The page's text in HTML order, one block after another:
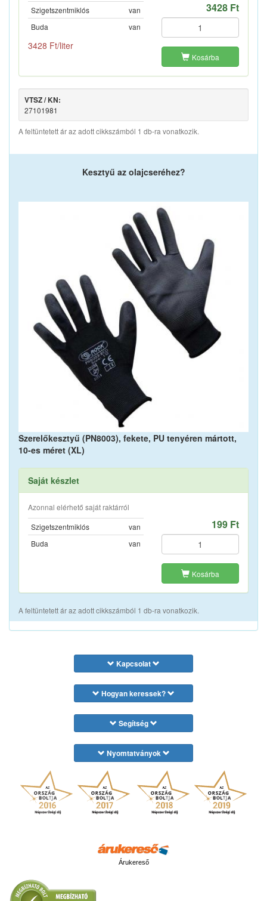
Szigetszentmiklós
van
Buda
van
3428 Ft/liter
3428 Ft
Kosárba
VTSZ / KN:
27101981
A feltüntetett ár az adott cikkszámból 1 db-ra vonatkozik.
Kesztyű az olajcseréhez?
Szerelőkesztyű (PN8003), fekete, PU tenyéren mártott,
10-es méret (XL)
Saját készlet
Azonnal elérhető saját raktárról
Szigetszentmiklós
van
Buda
van
199 Ft
Kosárba
A feltüntetett ár az adott cikkszámból 1 db-ra vonatkozik.
Kapcsolat
Hogyan keressek?
Segítség
Nyomtatványok
Árukereső